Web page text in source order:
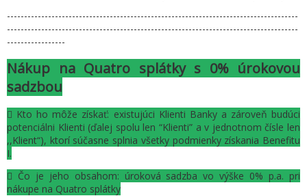
-------------------------------------------------------------------------------------
-------------------------------------------------------------------------------------
-----------------
Nákup na Quatro splátky s 0% úrokovou
sadzbou
 Kto ho môže získať: existujúci Klienti Banky a zároveň budúci
potenciálni Klienti (ďalej spolu len “Klienti” a v jednotnom čísle len
,,Klient“), ktorí súčasne splnia všetky podmienky získania Benefitu
I.
 Čo je jeho obsahom: úroková sadzba vo výške 0% p.a. pri
nákupe na Quatro splátky